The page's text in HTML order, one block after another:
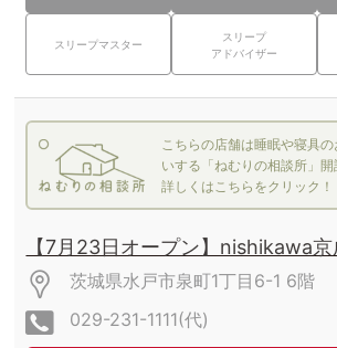
スリープマスター
スリープ
アドバイザー
こちらの店舗は睡眠や寝具
いする「ねむりの相談所」開
詳しくはこちらをクリック！
【7月23日オープン】nishikawa
茨城県水戸市泉町1丁目6-1 6階
029-231-1111(代)